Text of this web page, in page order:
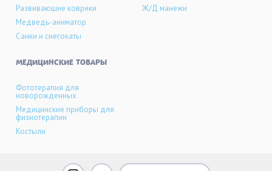
Развивающие коврики
Медведь-аниматор
Санки и снегокаты
Ж/Д манежи
МЕДИЦИНСКИЕ ТОВАРЫ
Фототерапия для
новорожденных
Медицинские приборы для
физиотерапии
Костыли